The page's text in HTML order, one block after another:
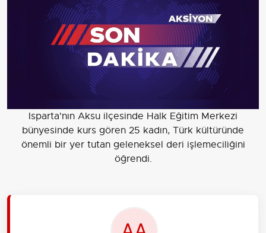
Isparta'nın Aksu ilçesinde Halk Eğitim Merkezi
bünyesinde kurs gören 25 kadın, Türk kültüründe
önemli bir yer tutan geleneksel deri işlemeciliğini
öğrendi.